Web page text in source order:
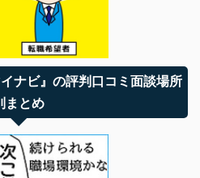
ナビ』の評判口コミ面談場所
まとめ